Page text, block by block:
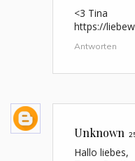
<3 Tina
https://
Antworten
Unknown
Hallo liebes,